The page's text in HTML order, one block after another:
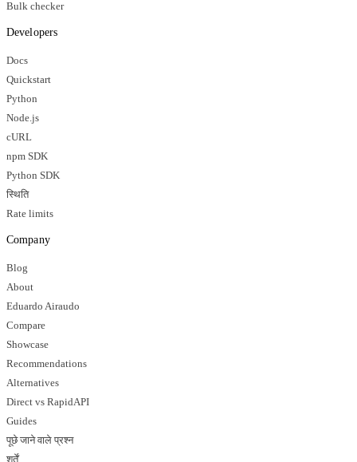
Bulk checker
Developers
Docs
Quickstart
Python
Node.js
cURL
npm SDK
Python SDK
स्थिति
Rate limits
Company
Blog
About
Eduardo Airaudo
Compare
Showcase
Recommendations
Alternatives
Direct vs RapidAPI
Guides
पूछे जाने वाले प्रश्न